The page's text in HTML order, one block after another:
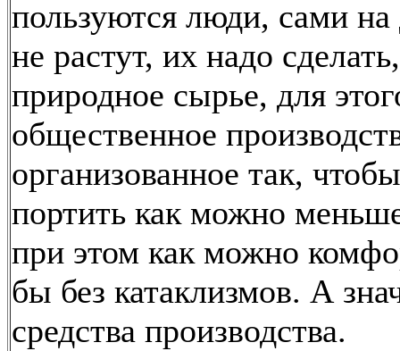
пользуются люди, сами на
не растут, их надо
природное сырье, для
общественное
организованное так,
портить как можно
при этом как можно
бы без катаклизмов. А
средства производства.